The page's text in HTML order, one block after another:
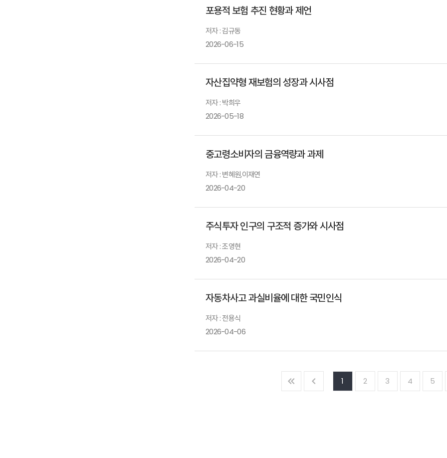
포용적 보험 추진 현황과 제언
저자 : 김규동
2026-06-15
자산집약형 재보험의 성장과 시사점
저자 : 박희우
2026-05-18
중고령소비자의 금융역량과 과제
저자 : 변혜원,이재연
2026-04-20
주식투자 인구의 구조적 증가와 시사점
저자 : 조영현
2026-04-20
자동차사고 과실비율에 대한 국민인식
저자 : 전용식
2026-04-06
1 2 3 4 5